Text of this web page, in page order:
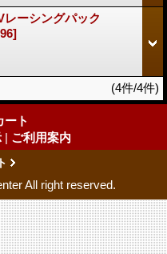
ーシングパック
(4件/4件)
ート
| ご利用案内
All right reserved.